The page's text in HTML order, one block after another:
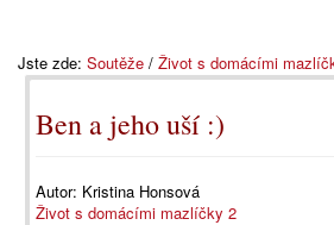
Jste zde: Soutěže / Život s domácími
Ben a jeho uší :)
Autor: Kristina Honsová
Život s domácími mazlíčky 2